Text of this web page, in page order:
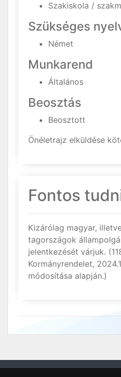
Szakiskola /
Szükséges
Német
Munkarend
Általános
Beosztás
Beosztott
Önéletrajz elküldése
Fontos
Kizárólag magyar,
tagországok
jelentkezését várjuk.
Kormányrendelet,
módosítása alapján.)